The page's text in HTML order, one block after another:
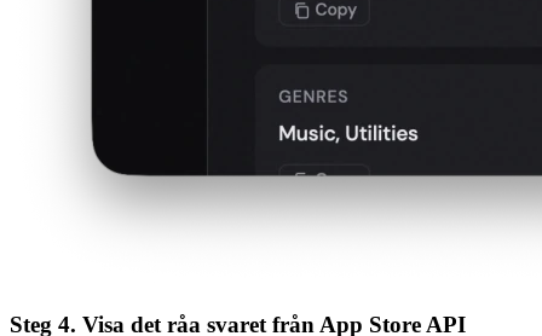
Steg 4. Visa det råa svaret från App Store API